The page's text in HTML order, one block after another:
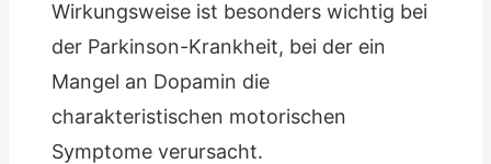
Wirkungsweise ist besonders wichtig bei
der Parkinson-Krankheit, bei der ein
Mangel an Dopamin die
charakteristischen motorischen
Symptome verursacht.